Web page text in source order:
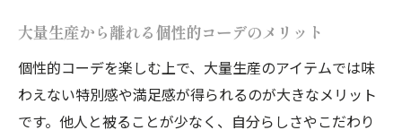
大量生産から離れる個性的コーデのメリット
個性的コーデを楽しむ上で、大量生産のアイテムでは味
わえない特別感や満足感が得られるのが大きなメリット
です。他人と被ることが少なく、自分らしさやこだわり